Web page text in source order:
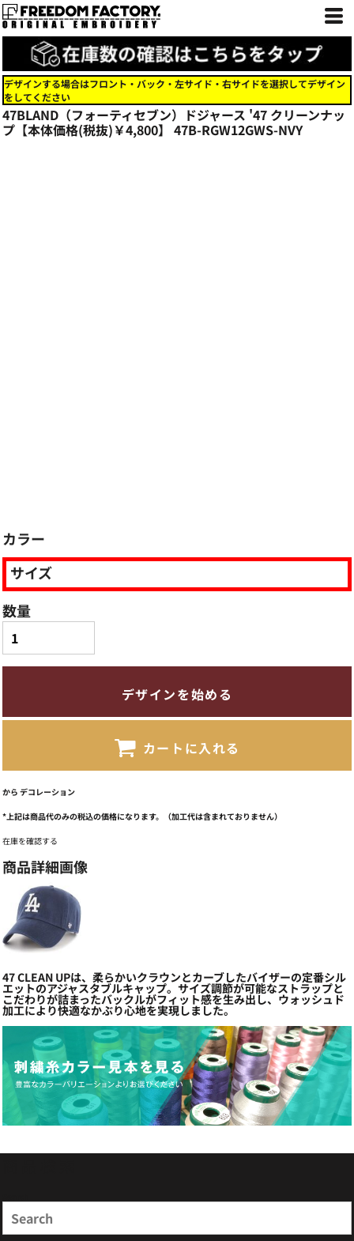
デザインする場合はフロント・バック・左サイド・右サイドを選択してデザイン
をしてください
47BLAND（フォーティセブン）ドジャース '47 クリーンナッ
プ【本体価格(税抜)￥4,800】 47B-RGW12GWS-NVY
カラー
サイズ
数量
デザインを始める
カートに入れる
から デコレーション
*上記は商品代のみの税込の価格になります。（加工代は含まれておりません）
在庫を確認する
商品詳細画像
47 CLEAN UPは、柔らかいクラウンとカーブしたバイザーの定番シル
エットのアジャスタブルキャップ。サイズ調節が可能なストラップと
こだわりが詰まったバックルがフィット感を生み出し、ウォッシュド
加工により快適なかぶり心地を実現しました。